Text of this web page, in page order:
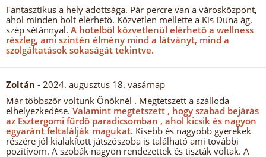
Fantasztikus a hely adottsága. Pár percre van a városközpont,
ahol minden bolt elérhető. Közvetlen mellette a Kis Duna ág,
szép sétánnyal. A hotelből közvetlenül elérhető a wellness
részleg, ami szintén élmény mind a látványt, mind a
szolgáltatások sokaságát tekintve.
Zoltán - 2024. augusztus 18. vasárnap
Már többször voltunk Önöknél . Megtetszett a szálloda
elhelyezkedése. Valamint megtetszett , hogy szabad bejárás
az Esztergomi fürdő paradicsomban , ahol kicsik és nagyon
egyaránt feltalálják magukat. Kisebb és nagyobb gyerekek
részére jól kialakított játszószoba is található ami további
pozitívom. A szobák nagyon rendezettek és tiszták voltak. A